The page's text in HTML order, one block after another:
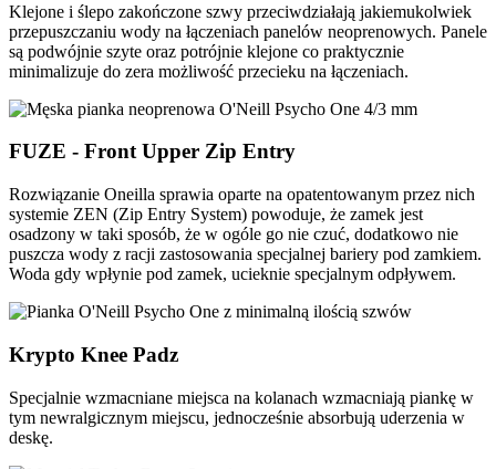
Klejone i ślepo zakończone szwy przeciwdziałają jakiemukolwiek
przepuszczaniu wody na łączeniach panelów neoprenowych. Panele
są podwójnie szyte oraz potrójnie klejone co praktycznie
minimalizuje do zera możliwość przecieku na łączeniach.
FUZE - Front Upper Zip Entry
Rozwiązanie Oneilla sprawia oparte na opatentowanym przez nich
systemie ZEN (Zip Entry System) powoduje, że zamek jest
osadzony w taki sposób, że w ogóle go nie czuć, dodatkowo nie
puszcza wody z racji zastosowania specjalnej bariery pod zamkiem.
Woda gdy wpłynie pod zamek, ucieknie specjalnym odpływem.
Krypto Knee Padz
Specjalnie wzmacniane miejsca na kolanach wzmacniają piankę w
tym newralgicznym miejscu, jednocześnie absorbują uderzenia w
deskę.